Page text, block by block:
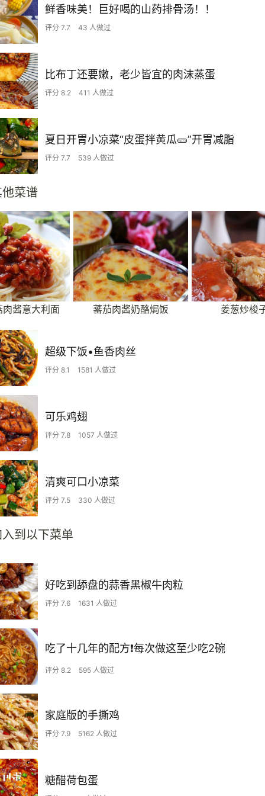
鲜香味美！巨好喝的山药排骨汤！！
评分 7.7 43 人做过
比布丁还要嫩，老少皆宜的肉沫蒸蛋
评分 8.2 411 人做过
夏日开胃小凉菜“皮蛋拌黄瓜🥒”开胃减脂
评分 7.7 539 人做过
菜谱
肉酱意大利面 蕃茄肉酱奶酪焗饭 姜葱炒梭
超级下饭•鱼香肉丝
评分 8.1 1581 人做过
可乐鸡翅
评分 7.8 1057 人做过
清爽可口小凉菜
评分 7.5 330 人做过
到以下菜单
好吃到舔盘的蒜香黑椒牛肉粒
评分 7.6 1631 人做过
吃了十几年的配方❗️每次做这至少吃2碗
评分 8.2 595 人做过
家庭版的手撕鸡
评分 7.9 5162 人做过
糖醋荷包蛋